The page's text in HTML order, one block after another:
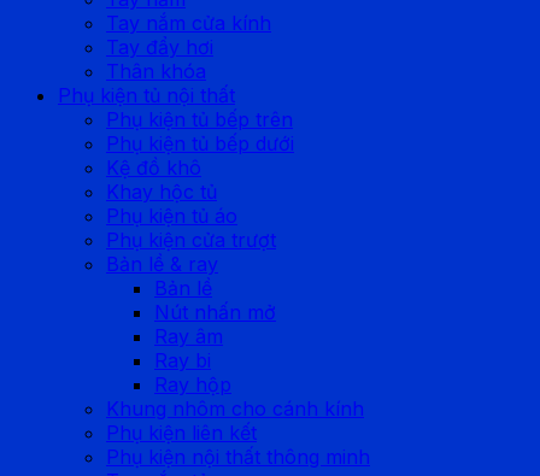
Tay nắm cửa kính
Tay đẩy hơi
Thân khóa
Phụ kiện tủ nội thất
Phụ kiện tủ bếp trên
Phụ kiện tủ bếp dưới
Kệ đồ khô
Khay hộc tủ
Phụ kiện tủ áo
Phụ kiện cửa trượt
Bản lề & ray
Bản lề
Nút nhấn mở
Ray âm
Ray bi
Ray hộp
Khung nhôm cho cánh kính
Phụ kiện liên kết
Phụ kiện nội thất thông minh